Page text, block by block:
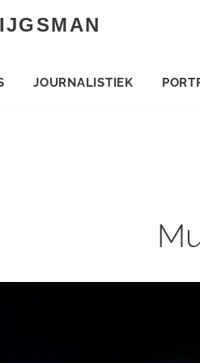
JOURNALISTIEK